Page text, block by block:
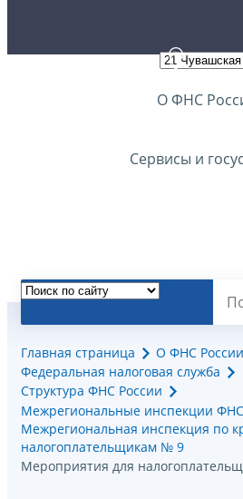
О ФНС
Сервисы и
Главная страница
О ФНС России
Федеральная налоговая служба
Структура ФНС России
Межрегиональные инспекции
Межрегиональная инспекция по
налогоплательщикам № 9
Мероприятия для